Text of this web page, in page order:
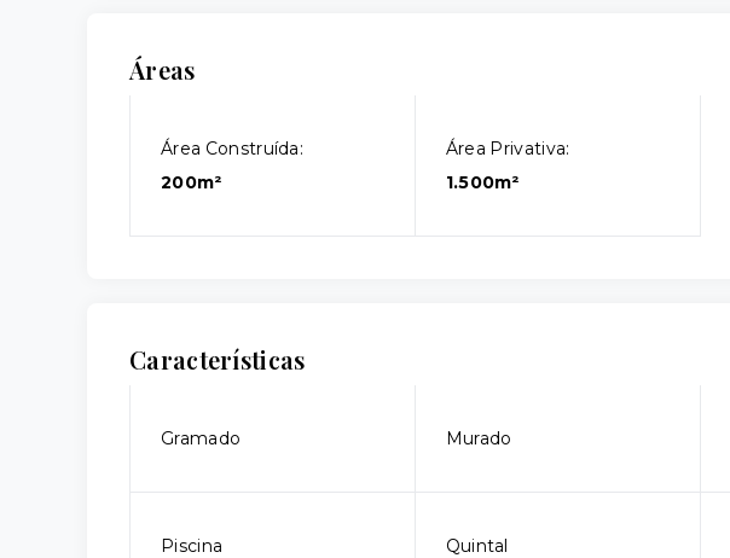
Áreas
Área Construída:
200m²
Área Privativa:
1.500m²
Características
Gramado Murado
Piscina Quintal